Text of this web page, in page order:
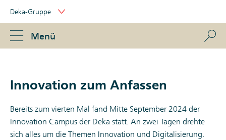
Links
Navigation
Portal
Navigation
Deka-Gruppe
Menü
Innovation zum Anfassen
Bereits zum vierten Mal fand Mitte September 2024 der
Innovation Campus der Deka statt. An zwei Tagen drehte
sich alles um die Themen Innovation und Digitalisierung.